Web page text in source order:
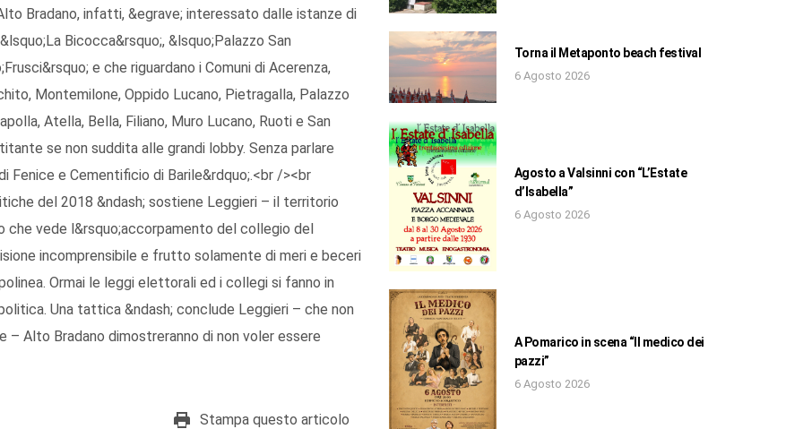
Bradano, infatti, &egrave; interessato dalle istanze di
Bicocca&rsquo;, &lsquo;Palazzo San
e che riguardano i Comuni di Acerenza,
Montemilone, Oppido Lucano, Pietragalla, Palazzo
Atella, Bella, Filiano, Muro Lucano, Ruoti e San
se non suddita alle grandi lobby. Senza parlare
Fenice e Cementificio di Barile&rdquo;.<br /><br
del 2018 &ndash; sostiene Leggieri – il territorio
che vede l&rsquo;accorpamento del collegio del
incomprensibile e frutto solamente di meri e beceri
Ormai le leggi elettorali ed i collegi si fanno in
Una tattica &ndash; conclude Leggieri – che non
Alto Bradano dimostreranno di non voler essere
Stampa questo articolo
Torna il Metaponto beach festival
6 Agosto 2026
Agosto a Valsinni con “L’Estate
d’Isabella”
6 Agosto 2026
A Pomarico in scena “Il medico dei
pazzi”
6 Agosto 2026